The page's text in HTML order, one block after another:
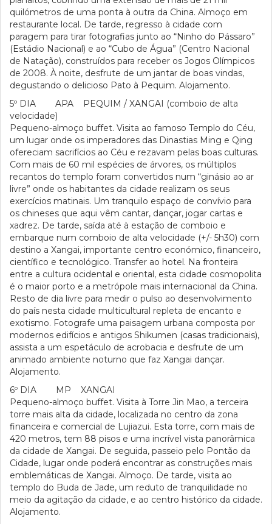
quilómetros de uma ponta à outra da China. Almoço em
restaurante local. De tarde, regresso à cidade com
paragem para tirar fotografias junto ao “Ninho do Pássaro”
(Estádio Nacional) e ao “Cubo de Água” (Centro Nacional
de Natação), construídos para receber os Jogos Olímpicos
de 2008. À noite, desfrute de um jantar de boas vindas,
degustando o delicioso Pato à Pequim. Alojamento.
5º DIA APA PEQUIM / XANGAI (comboio de alta
velocidade)
Pequeno-almoço buffet. Visita ao famoso Templo do Céu,
um lugar onde os imperadores das Dinastias Ming e Qing
ofereciam sacrifícios ao Céu e rezavam pelas boas culturas.
Com mais de 60 mil espécies de árvores, os múltiplos
recantos do templo foram convertidos num “ginásio ao ar
livre” onde os habitantes da cidade realizam os seus
exercícios matinais. Um tranquilo espaço de convívio para
os chineses que aqui vêm cantar, dançar, jogar cartas e
xadrez. De tarde, saída até à estação de comboio e
embarque num comboio de alta velocidade (+/- 5h30) com
destino a Xangai, importante centro económico, financeiro,
científico e tecnológico. Transfer ao hotel. Na fronteira
entre a cultura ocidental e oriental, esta cidade cosmopolita
é o maior porto e a metrópole mais internacional da China.
Resto de dia livre para medir o pulso ao desenvolvimento
do país nesta cidade multicultural repleta de encanto e
exotismo. Fotografe uma paisagem urbana composta por
modernos edifícios e antigos Shikumen (casas tradicionais),
assista a um espetáculo de acrobacia e desfrute de um
animado ambiente noturno que faz Xangai dançar.
Alojamento.
6º DIA MP XANGAI
Pequeno-almoço buffet. Visita à Torre Jin Mao, a terceira
torre mais alta da cidade, localizada no centro da zona
financeira e comercial de Lujiazui. Esta torre, com mais de
420 metros, tem 88 pisos e uma incrível vista panorâmica
da cidade de Xangai. De seguida, passeio pelo Pontão da
Cidade, lugar onde poderá encontrar as construções mais
emblemáticas de Xangai. Almoço. De tarde, visita ao
templo do Buda de Jade, um reduto de tranquilidade no
meio da agitação da cidade, e ao centro histórico da cidade.
Alojamento.